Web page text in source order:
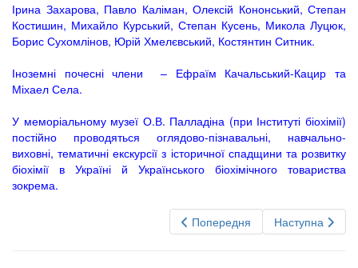
Ірина Захарова, Павло Каліман, Олексій Кононський, Степан
Костишин, Михайло Курський, Степан Кусень, Микола Луцюк,
Борис Сухомлінов, Юрій Хмелєвський, Костянтин Ситник.
Іноземні почесні члени – Ефраїм Качальський-Кацир та
Міхаел Села.
У меморіальному музеї О.В. Палладіна (при Інституті біохімії)
постійно проводяться оглядово-пізнавальні, навчально-
виховні, тематичні екскурсії з історичної спадщини та розвитку
біохімії в Україні й Українського біохімічного товариства
зокрема.
Попередня Наступна